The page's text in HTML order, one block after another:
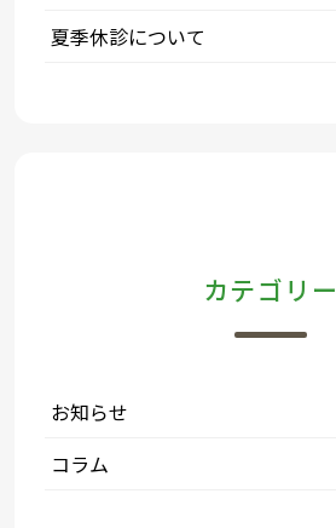
夏季休診について
カテゴリー
お知らせ
コラム